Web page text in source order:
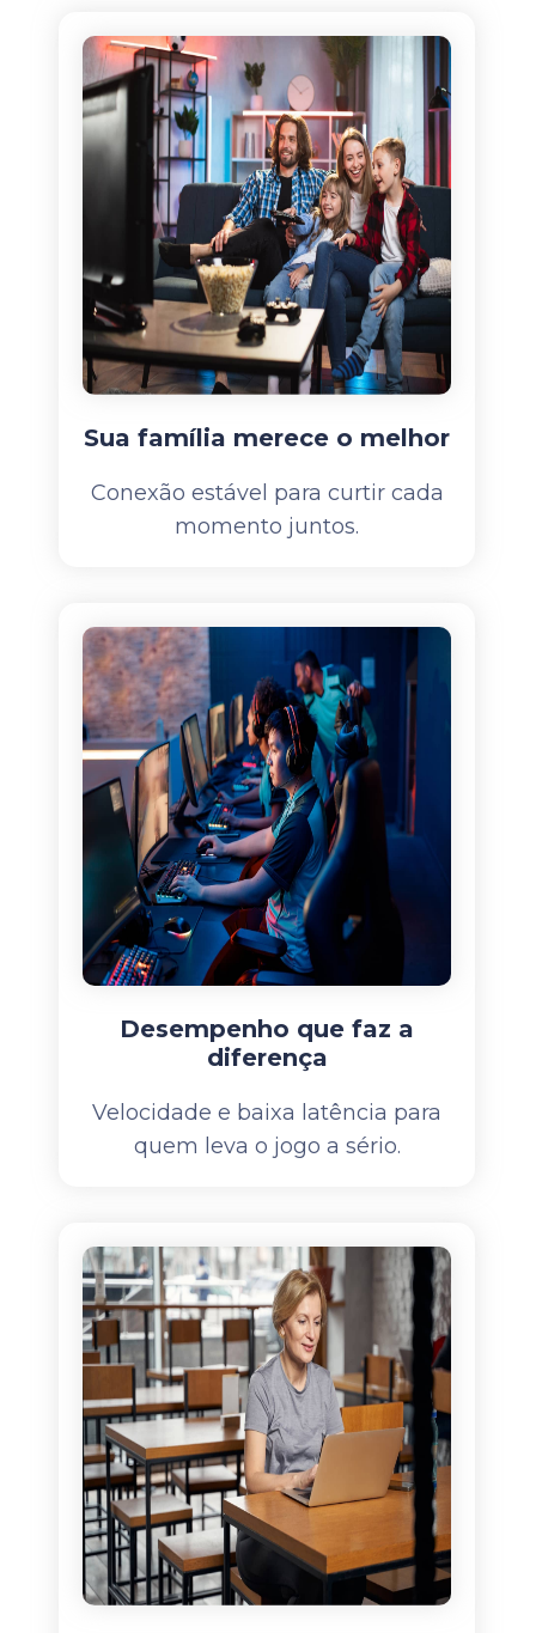
Sua família merece o melhor
Conexão estável para curtir cada
momento juntos.
Desempenho que faz a
diferença
Velocidade e baixa latência para
quem leva o jogo a sério.